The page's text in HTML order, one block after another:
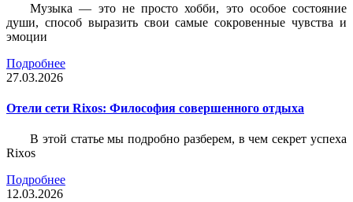
Музыка — это не просто хобби, это особое состояние
души, способ выразить свои самые сокровенные чувства и
эмоции
Подробнее
27.03.2026
Отели сети Rixos: Философия совершенного отдыха
В этой статье мы подробно разберем, в чем секрет успеха
Rixos
Подробнее
12.03.2026